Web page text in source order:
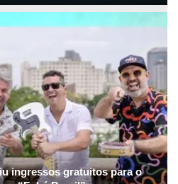
ingressos gratuitos para o